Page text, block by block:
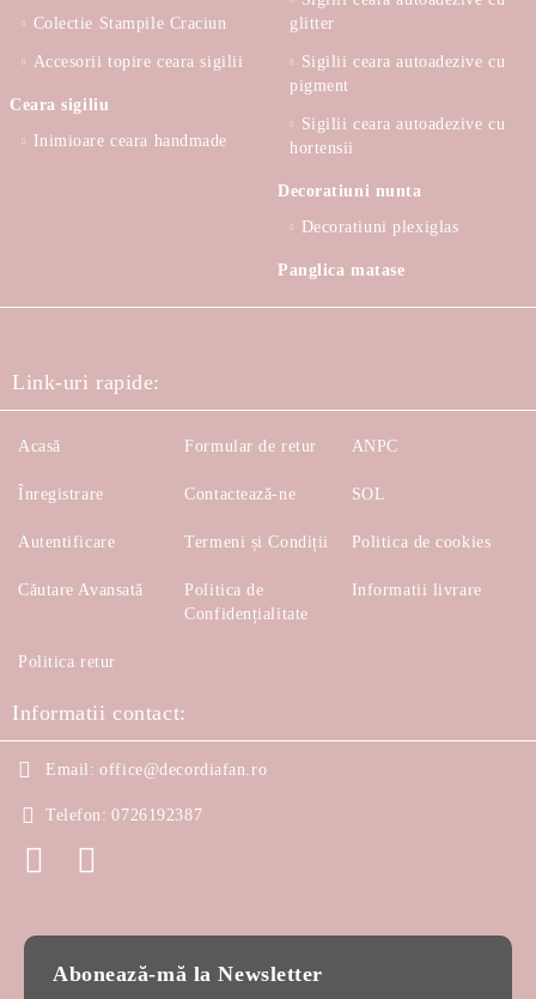
Colectie Stampile Craciun
Accesorii topire ceara sigilii
Ceara sigiliu
Inimioare ceara handmade
glitter
Sigilii ceara autoadezive cu
pigment
Sigilii ceara autoadezive cu
hortensii
Decoratiuni nunta
Decoratiuni plexiglas
Panglica matase
Link-uri rapide:
Acasă
Înregistrare
Autentificare
Căutare Avansată
Formular de retur
Contactează-ne
Termeni și Condiții
Politica de
Confidențialitate
ANPC
SOL
Politica de cookies
Informatii livrare
Politica retur
Informatii contact:
Email: office@decordiafan.ro
Telefon: 0726192387
Abonează-mă la Newsletter